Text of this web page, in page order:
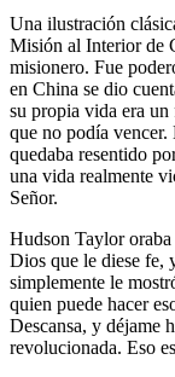
Una ilustración
Misión al Interior de
misionero. Fue
en China se dio
su propia vida era un
que no podía
quedaba resentido
una vida realmente
Señor.
Hudson Taylor
Dios que le diese fe,
simplemente le
quien puede hacer
Descansa, y déjame
revolucionada. Eso